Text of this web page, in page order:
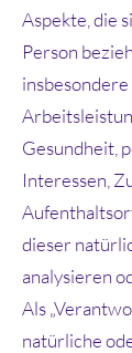
Aspekte, die
Person
Gesundheit,
Interessen,
dieser
analysieren
Als
natürliche